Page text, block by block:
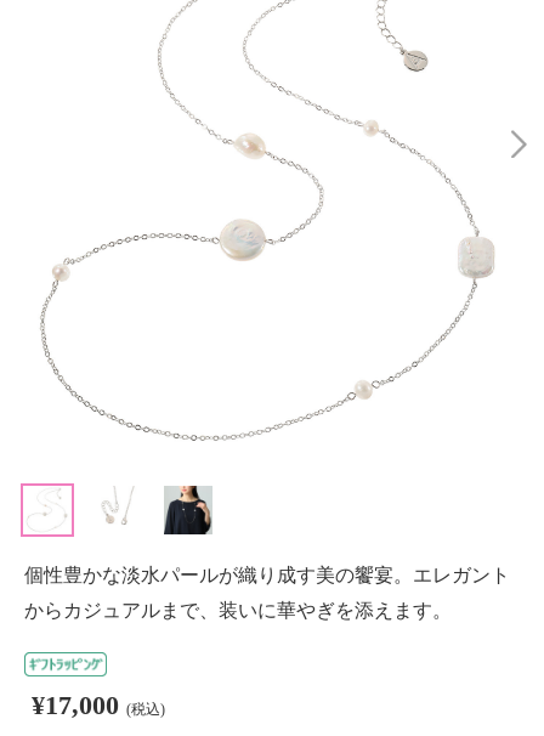
個性豊かな淡水パールが織り成す美の饗宴。エレガント
からカジュアルまで、装いに華やぎを添えます。
¥17,000 (税込)